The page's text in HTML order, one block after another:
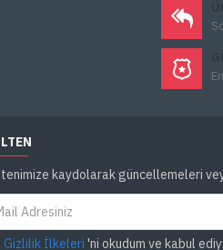
kaydolarak güncellemeleri
Gizlilik İlkeleri 'ni okudum ve kabul